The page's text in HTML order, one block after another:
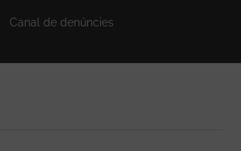
Canal de denúncies